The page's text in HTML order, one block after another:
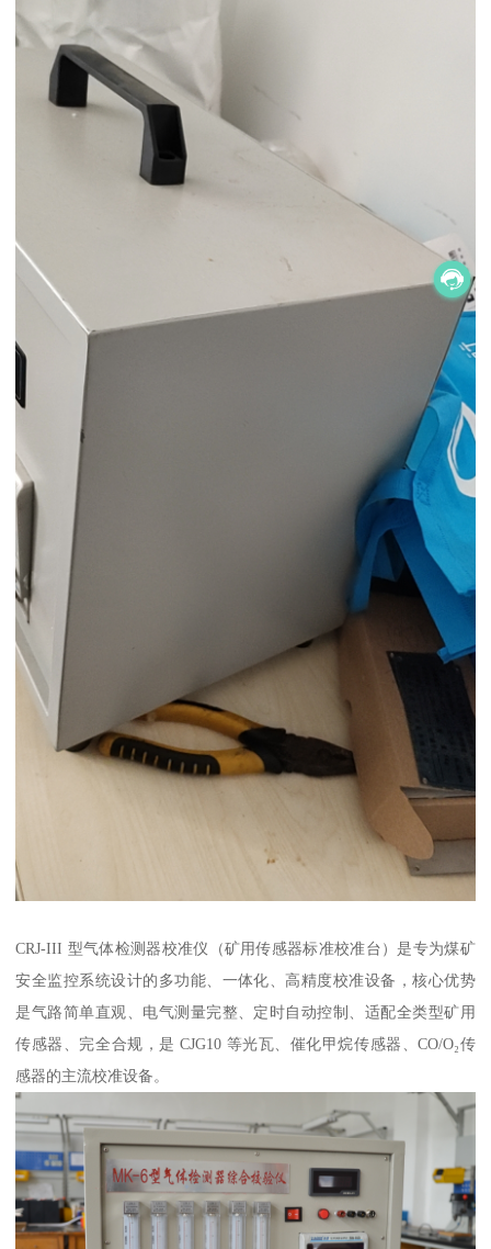
CRJ-III 型气体检测器校准仪（矿用传感器标准校准台）是专为煤矿
安全监控系统设计的多功能、一体化、高精度校准设备，核心优势
是气路简单直观、电气测量完整、定时自动控制、适配全类型矿用
传感器、完全合规，是 CJG10 等光瓦、催化甲烷传感器、CO/O₂传
感器的主流校准设备。